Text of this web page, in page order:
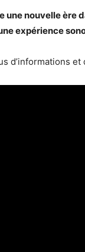
une nouvelle
expérience
d’informations